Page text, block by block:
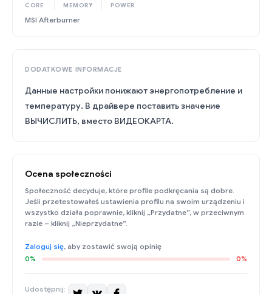
CORE MEMORY POWER
MSI Afterburner
DODATKOWE INFORMACJE
Данные настройки понижают энергопотребление и
температуру. В драйвере поставить значение
ВЫЧИСЛИТЬ, вместо ВИДЕОКАРТА.
Ocena społeczności
Społeczność decyduje, które profile podkręcania są dobre.
Jeśli przetestowałeś ustawienia profilu na swoim urządzeniu i
wszystko działa poprawnie, kliknij „Przydatne”, w przeciwnym
razie – kliknij „Nieprzydatne”.
Zaloguj się, aby zostawić swoją opinię
0% 0%
Udostępnij: